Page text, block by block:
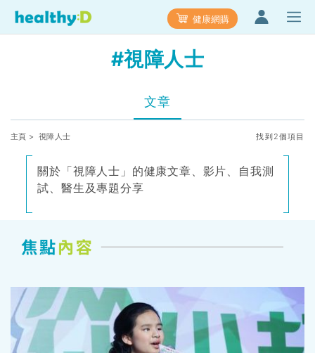
健康網購
#視障人士
文章
主頁 > 視障人士 找到2個項目
關於「視障人士」的健康文章、影片、自我測
試、醫生及專題分享